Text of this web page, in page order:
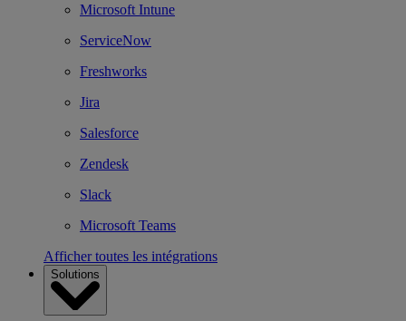
Microsoft Intune
ServiceNow
Freshworks
Jira
Salesforce
Zendesk
Slack
Microsoft Teams
Afficher toutes les intégrations
Solutions